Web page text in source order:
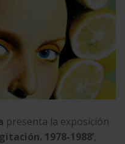
presenta la exposición
1978-1988’,